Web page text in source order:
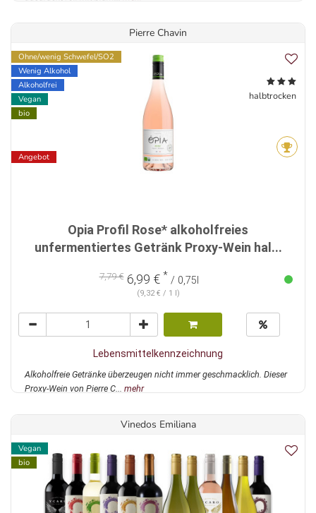
Pierre Chavin
Ohne/wenig Schwefel/SO2
Wenig Alkohol
Alkoholfrei
Vegan
bio
Angebot
halbtrocken
Opia Profil Rose* alkoholfreies
unfermentiertes Getränk Proxy-Wein hal...
7,79 €6,99 € * / 0,75l
(9,32 € / 1 l)
Lebensmittelkennzeichnung
Alkoholfreie Getränke überzeugen nicht immer geschmacklich. Dieser
Proxy-Wein von Pierre C... mehr
Vinedos Emiliana
Vegan
bio